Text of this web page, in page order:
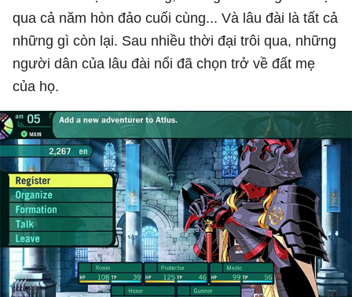
qua cả năm hòn đảo cuối cùng... Và lâu đài là tất cả
những gì còn lại. Sau nhiều thời đại trôi qua, những
người dân của lâu đài nổi đã chọn trở về đất mẹ
của họ.